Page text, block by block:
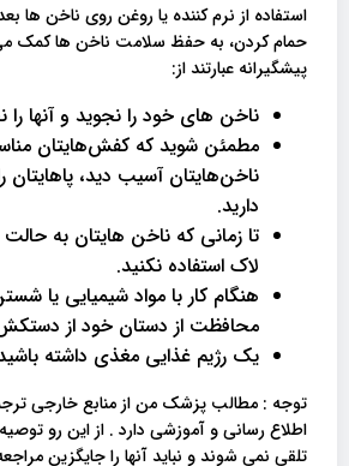
استفاده از نرم کننده یا روغن روی ناخن ها
حمام کردن، به حفظ سلامت ناخن ها کمک می
پیشگیرانه عبارتند از:
ناخن های خود را نجوید و آنها را
مطمئن شوید که کفش‌هایتان
ناخن‌هایتان آسیب دید،
دارید.
تا زمانی که ناخن هایتان به حالت
لاک استفاده نکنید.
هنگام کار با مواد شیمیایی یا
محافظت از دستان خود از دستکش
یک رژیم غذایی مغذی داشته
توجه : مطالب پزشک من از منابع خارجی
اطلاع رسانی و آموزشی دارد . از این رو
تلقی نمی شوند و نباید آنها را جایگزین